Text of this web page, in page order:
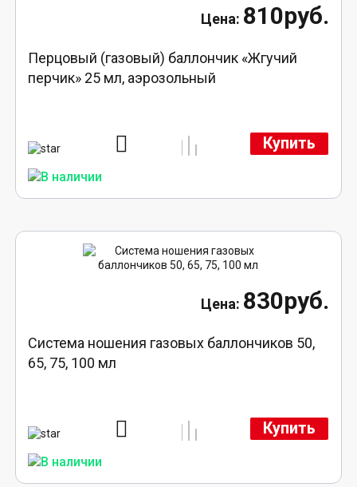
810руб.
Перцовый (газовый) баллончик «Жгучий
перчик» 25 мл, аэрозольный
Купить
830руб.
Система ношения газовых баллончиков 50,
65, 75, 100 мл
Купить